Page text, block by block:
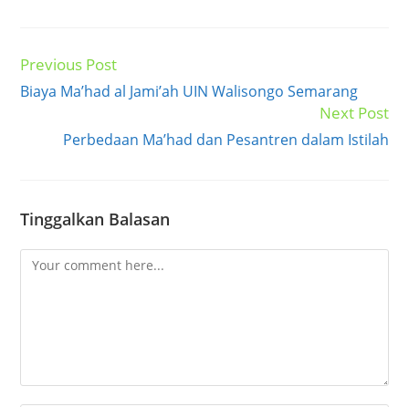
Read
articles
Previous Post
Biaya Ma’had al Jami’ah UIN Walisongo Semarang
Next Post
Perbedaan Ma’had dan Pesantren dalam Istilah
Tinggalkan Balasan
Comment